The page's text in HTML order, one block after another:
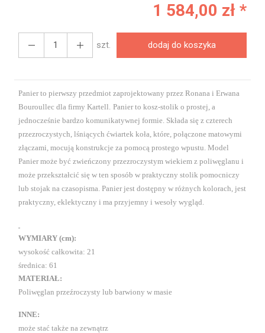
1 584,00 zł *
szt. dodaj do koszyka
Panier to pierwszy przedmiot zaprojektowany przez Ronana i Erwana
Bouroullec dla firmy Kartell. Panier to kosz-stolik o prostej, a
jednocześnie bardzo komunikatywnej formie. Składa się z czterech
przezroczystych, lśniących ćwiartek koła, które, połączone matowymi
złączami, mocują konstrukcje za pomocą prostego wpustu. Model
Panier może być zwieńczony przezroczystym wiekiem z poliwęglanu i
może przekształcić się w ten sposób w praktyczny stolik pomocniczy
lub stojak na czasopisma. Panier jest dostępny w różnych kolorach, jest
praktyczny, eklektyczny i ma przyjemny i wesoły wygląd.
WYMIARY (cm):
wysokość całkowita: 21
średnica: 61
MATERIAŁ:
Poliwęglan przeźroczysty lub barwiony w masie
INNE:
może stać także na zewnątrz